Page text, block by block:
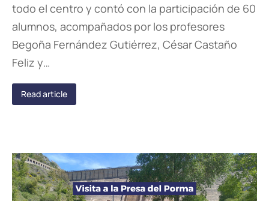
todo el centro y contó con la participación de 60
alumnos, acompañados por los profesores
Begoña Fernández Gutiérrez, César Castaño
Feliz y…
Read article